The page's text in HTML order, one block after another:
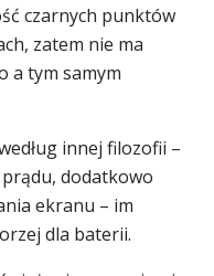
czarnych punktów
zatem nie ma
a tym samym
innej filozofii –
dodatkowo
ekranu – im
dla baterii.